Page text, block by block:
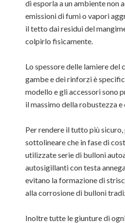
di esporla a un ambiente non
emissioni di fumi o vapori
il tetto dai residui del
colpirlo fisicamente.
Lo spessore delle lamiere del
gambe e dei rinforzi è
modello e gli accessori sono
il massimo della robustezza
Per rendere il tutto più sicuro,
sottolineare che in fase di
utilizzate serie di bulloni
autosigillanti con testa
evitano la formazione di
alla corrosione di bulloni
Inoltre tutte le giunture di